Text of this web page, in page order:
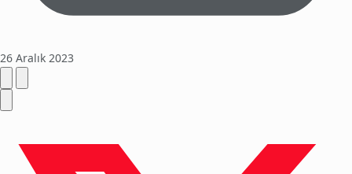
26 Aralık 2023